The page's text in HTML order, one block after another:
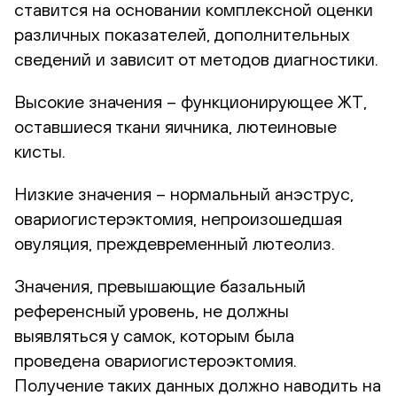
ставится на основании комплексной оценки
различных показателей, дополнительных
сведений и зависит от методов диагностики.
Высокие значения – функционирующее ЖТ,
оставшиеся ткани яичника, лютеиновые
кисты.
Низкие значения – нормальный анэструс,
овариогистерэктомия, непроизошедшая
овуляция, преждевременный лютеолиз.
Значения, превышающие базальный
референсный уровень, не должны
выявляться у самок, которым была
проведена овариогистероэктомия.
Получение таких данных должно наводить на